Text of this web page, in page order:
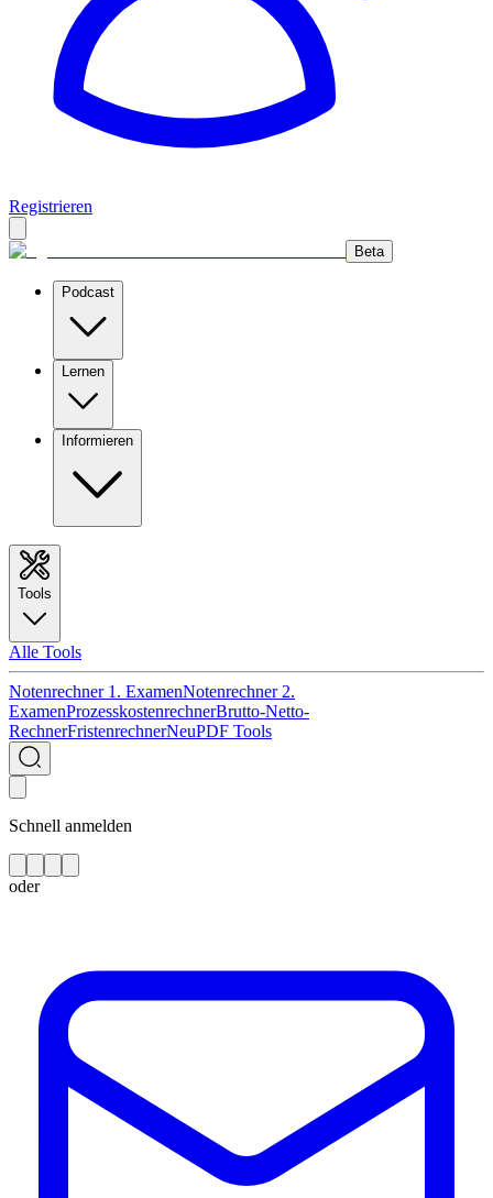
Registrieren
Beta
Podcast
Lernen
Informieren
Tools
Alle Tools
Notenrechner 1. ExamenNotenrechner 2.
ExamenProzesskostenrechnerBrutto-Netto-
RechnerFristenrechnerNeuPDF Tools
Schnell anmelden
oder